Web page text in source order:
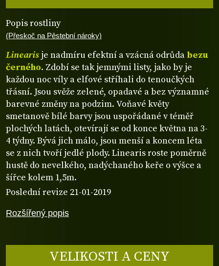
Rozšířený popis
Popis rostliny
(Přeskoč na Pěstební nároky)
Linearis je nadmíru efektní a vzácná odrůda bezu
černého. Zdobí se tak jemnými listy, jako by je
každou noc víly a elfové stříhali do tenoučkých
třásní. Jsou svěže zelené, opadavé a bez významné
barevné změny na podzim. Voňavé květy
smetanově bílé barvy jsou uspořádané v téměř
plochých latách, otevírají se od konce května na 3-
4 týdny. Bývá jich málo, jsou menší a koncem léta
se z nich tvoří jedlé plody. Linearis roste poměrně
hustě do nevelkého, nadýchaného keře o výšce a
šířce kolem 1,5m.
Poslední revize 21-01-2019
VELIKOSTI A CENY